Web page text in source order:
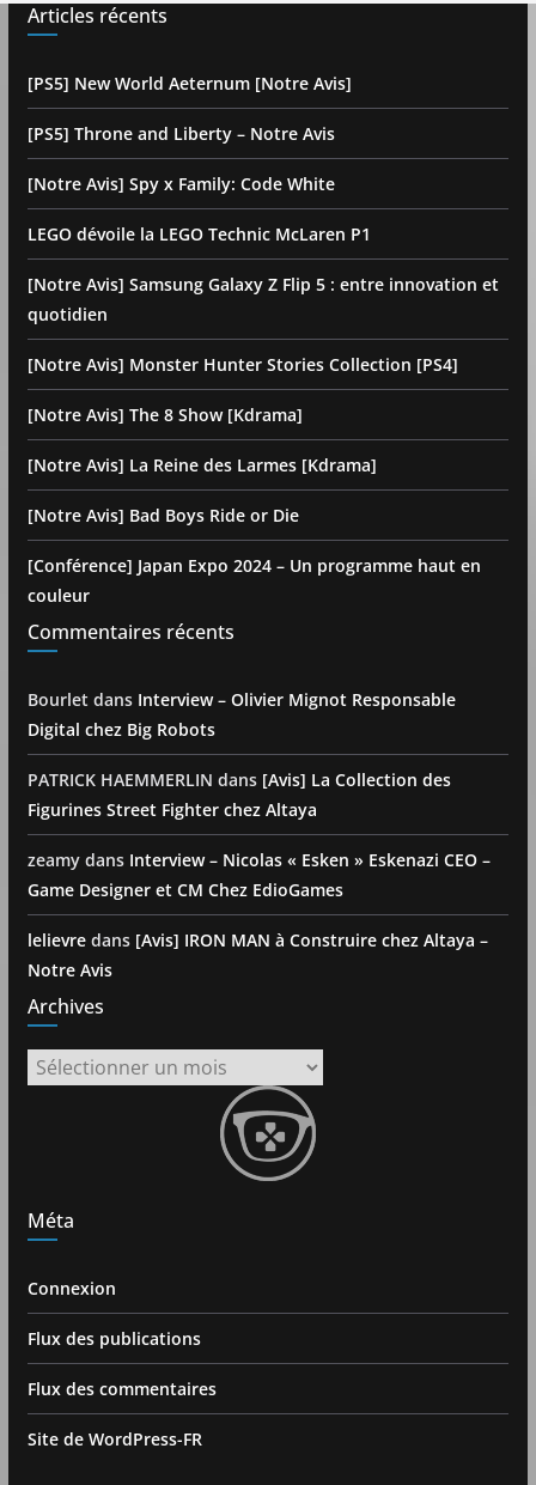
Articles récents
[PS5] New World Aeternum [Notre Avis]
[PS5] Throne and Liberty – Notre Avis
[Notre Avis] Spy x Family: Code White
LEGO dévoile la LEGO Technic McLaren P1
[Notre Avis] Samsung Galaxy Z Flip 5 : entre innovation et
quotidien
[Notre Avis] Monster Hunter Stories Collection [PS4]
[Notre Avis] The 8 Show [Kdrama]
[Notre Avis] La Reine des Larmes [Kdrama]
[Notre Avis] Bad Boys Ride or Die
[Conférence] Japan Expo 2024 – Un programme haut en
couleur
Commentaires récents
Bourlet dans Interview – Olivier Mignot Responsable
Digital chez Big Robots
PATRICK HAEMMERLIN dans [Avis] La Collection des
Figurines Street Fighter chez Altaya
zeamydans Interview – Nicolas « Esken » Eskenazi CEO –
Game Designer et CM Chez EdioGames
lelievredans [Avis] IRON MAN à Construire chez Altaya –
Notre Avis
Archives
Archives
Méta
Connexion
Flux des publications
Flux des commentaires
Site de WordPress-FR